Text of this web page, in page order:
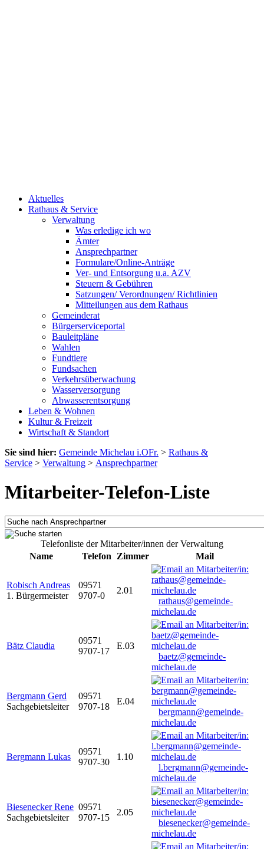
Aktuelles
Rathaus & Service
Verwaltung
Was erledige ich wo
Ämter
Ansprechpartner
Formulare/Online-Anträge
Ver- und Entsorgung u.a. AZV
Steuern & Gebühren
Satzungen/ Verordnungen/ Richtlinien
Mitteilungen aus dem Rathaus
Gemeinderat
Bürgerserviceportal
Bauleitpläne
Wahlen
Fundtiere
Fundsachen
Verkehrsüberwachung
Wasserversorgung
Abwasserentsorgung
Leben & Wohnen
Kultur & Freizeit
Wirtschaft & Standort
Sie sind hier: Gemeinde Michelau i.OFr. > Rathaus &
Service > Verwaltung > Ansprechpartner
Mitarbeiter-Telefon-Liste
Telefonliste der Mitarbeiter/innen der Verwaltung
Name
Telefon Zimmer Mail
Robisch Andreas
1. Bürgermeister
09571
9707-0
2.01
rathaus@gemeinde-
michelau.de
Bätz Claudia
09571
9707-17
E.03
baetz@gemeinde-
michelau.de
Bergmann Gerd
Sachgebietsleiter
09571
9707-18
E.04
bergmann@gemeinde-
michelau.de
Bergmann Lukas
09571
9707-30
1.10
l.bergmann@gemeinde-
michelau.de
Biesenecker Rene
Sachgebietsleiter
09571
9707-15
2.05
biesenecker@gemeinde-
michelau.de